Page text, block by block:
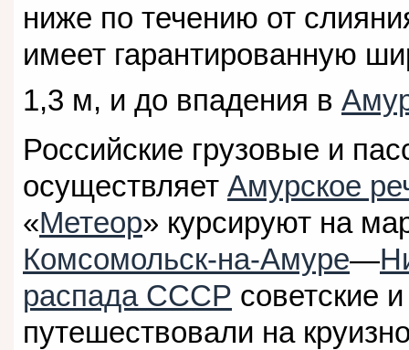
ниже по течению от
имеет гарантированную
1,3 м, и до впадения в
Российские грузовые и
осуществляет Амурское
«Метеор» курсируют на
Комсомольск-на-Амуре—
распада СССР советские
путешествовали на